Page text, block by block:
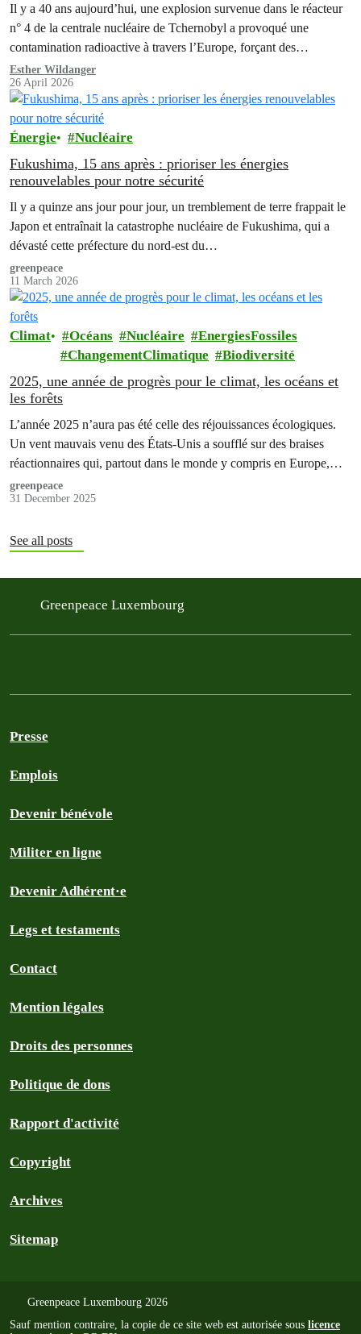
Il y a 40 ans aujourd’hui, une explosion survenue dans le réacteur
n° 4 de la centrale nucléaire de Tchernobyl a provoqué une
contamination radioactive à travers l’Europe, forçant des…
Esther Wildanger
26 April 2026
Énergie Nucléaire
Fukushima, 15 ans après : prioriser les énergies
renouvelables pour notre sécurité
Il y a quinze ans jour pour jour, un tremblement de terre frappait le
Japon et entraînait la catastrophe nucléaire de Fukushima, qui a
dévasté cette préfecture du nord-est du…
greenpeace
11 March 2026
Climat Océans Nucléaire
EnergiesFossiles
ChangementClimatique
Biodiversité
2025, une année de progrès pour le climat, les océans et
les forêts
L’année 2025 n’aura pas été celle des réjouissances écologiques.
Un vent mauvais venu des États-Unis a soufflé sur des braises
réactionnaires qui, partout dans le monde y compris en Europe,…
greenpeace
31 December 2025
See all posts
Greenpeace Luxembourg
Presse
Emplois
Devenir bénévole
Militer en ligne
Devenir Adhérent·e
Legs et testaments
Contact
Mention légales
Droits des personnes
Politique de dons
Rapport d'activité
Copyright
Archives
Sitemap
Greenpeace Luxembourg 2026
Sauf mention contraire, la copie de ce site web est autorisée sous licence